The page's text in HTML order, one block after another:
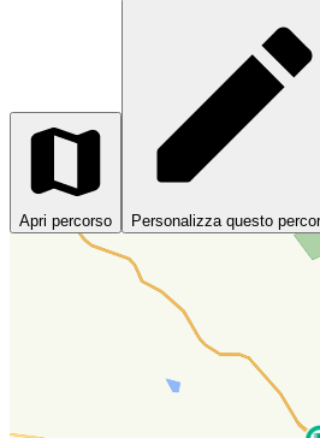
Apri percorso Personalizza questo